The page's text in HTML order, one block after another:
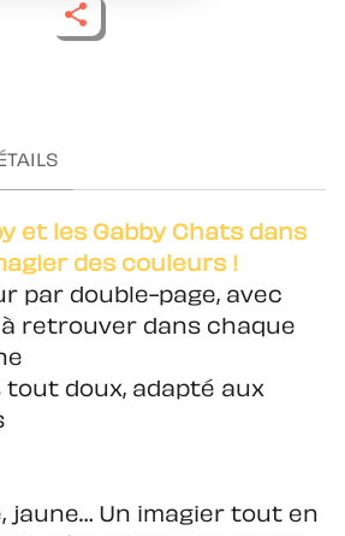
et les Gabby Chats dans
des couleurs !
par double-page, avec
retrouver dans chaque
tout doux, adapté aux
jaune… Un imagier tout en